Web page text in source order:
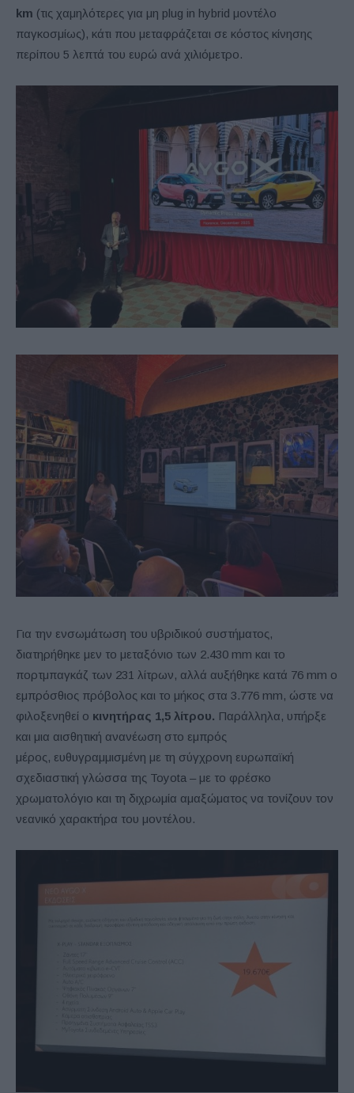
km (τις χαμηλότερες για μη plug in hybrid μοντέλο
παγκοσμίως), κάτι που μεταφράζεται σε κόστος κίνησης
περίπου 5 λεπτά του ευρώ ανά χιλιόμετρο.
Για την ενσωμάτωση του υβριδικού συστήματος,
διατηρήθηκε μεν το μεταξόνιο των 2.430 mm και το
πορτμπαγκάζ των 231 λίτρων, αλλά αυξήθηκε κατά 76 mm ο
εμπρόσθιος πρόβολος και το μήκος στα 3.776 mm, ώστε να
φιλοξενηθεί ο κινητήρας 1,5 λίτρου. Παράλληλα, υπήρξε
και μια αισθητική ανανέωση στο εμπρός
μέρος, ευθυγραμμισμένη με τη σύγχρονη ευρωπαϊκή
σχεδιαστική γλώσσα της Toyota – με το φρέσκο
χρωματολόγιο και τη διχρωμία αμαξώματος να τονίζουν τον
νεανικό χαρακτήρα του μοντέλου.